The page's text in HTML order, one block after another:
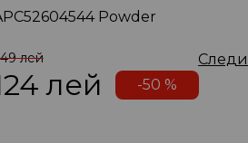
Powder
лей
лей -50 %